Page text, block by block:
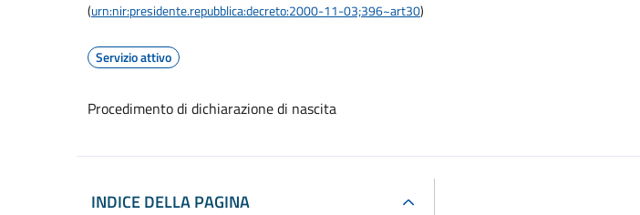
(urn:nir:presidente.repubblica:decreto:2000-11-03;396~art30)
Servizio attivo
Procedimento di dichiarazione di nascita
INDICE DELLA PAGINA